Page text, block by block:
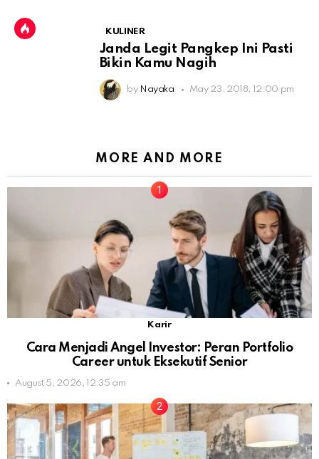
KULINER
Janda Legit Pangkep Ini Pasti
Bikin Kamu Nagih
by Nayaka May 23, 2018, 12:00 pm
MORE AND MORE
Karir
Cara Menjadi Angel Investor: Peran Portfolio
Career untuk Eksekutif Senior
August 5, 2026, 12:35 am